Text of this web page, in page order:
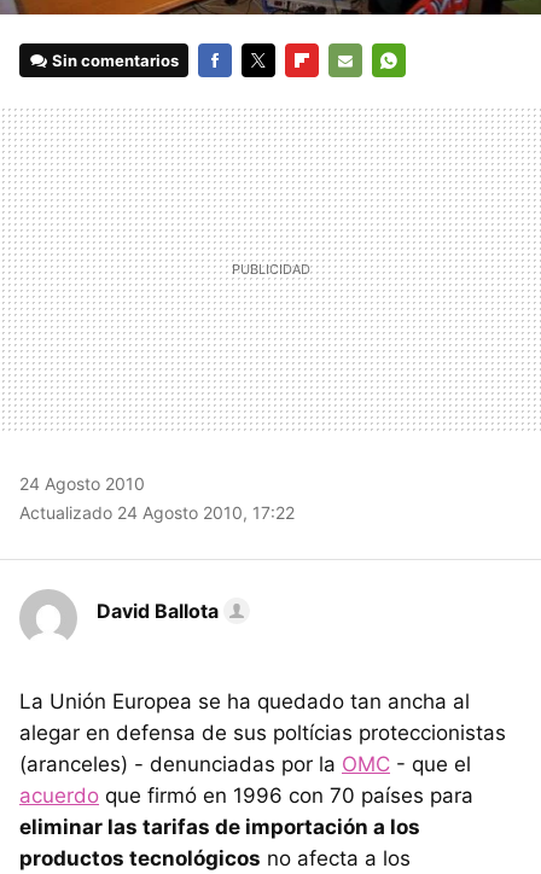
Sin comentarios
MAIL
24 Agosto 2010
Actualizado 24 Agosto 2010, 17:22
David Ballota
La Unión Europea se ha quedado tan ancha al
alegar en defensa de sus poltícias proteccionistas
(aranceles) - denunciadas por la OMC - que el
acuerdo que firmó en 1996 con 70 países para
eliminar las tarifas de importación a los
productos tecnológicos no afecta a los